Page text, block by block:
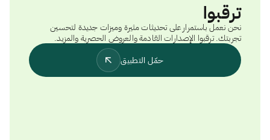
ترقبوا
نحن نعمل باستمرار على تحديثات مثيرة وميزات جديدة لتحسين
تجربتك. ترقبوا الإصدارات القادمة والعروض الحصرية والمزيد.
حمّل التطبيق